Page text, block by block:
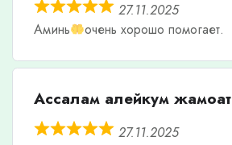
27.11.2025
Аминь
очень хорошо помогает.
Ассалам алейкум жамоат
27.11.2025